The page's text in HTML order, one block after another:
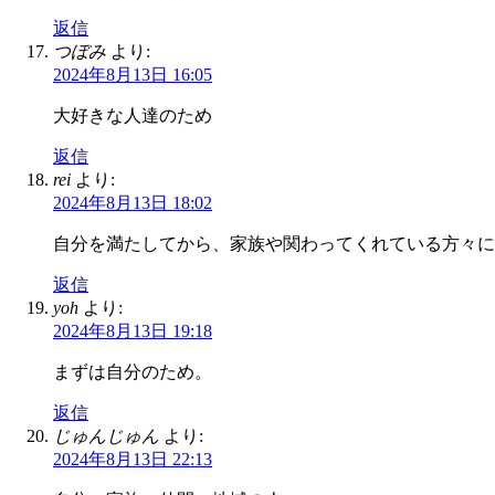
返信
つぼみ より:
2024年8月13日 16:05
大好きな人達のため
返信
rei より:
2024年8月13日 18:02
自分を満たしてから、家族や関わってくれている方々に
返信
yoh より:
2024年8月13日 19:18
まずは自分のため。
返信
じゅんじゅん より:
2024年8月13日 22:13